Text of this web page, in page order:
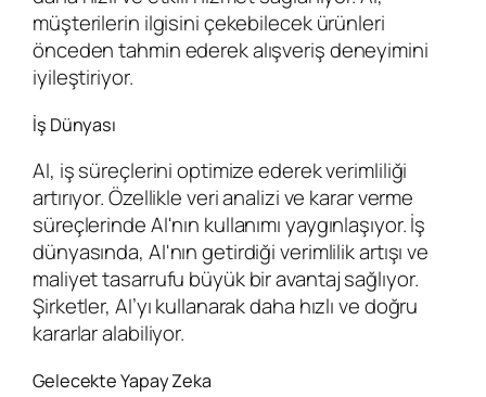
müşterilerin ilgisini çekebilecek ürünleri
önceden tahmin ederek alışveriş deneyimini
iyileştiriyor.
İş Dünyası
AI, iş süreçlerini optimize ederek verimliliği
artırıyor. Özellikle veri analizi ve karar verme
süreçlerinde AI'nın kullanımı yaygınlaşıyor. İş
dünyasında, AI'nın getirdiği verimlilik artışı ve
maliyet tasarrufu büyük bir avantaj sağlıyor.
Şirketler, AI’yı kullanarak daha hızlı ve doğru
kararlar alabiliyor.
Gelecekte Yapay Zeka